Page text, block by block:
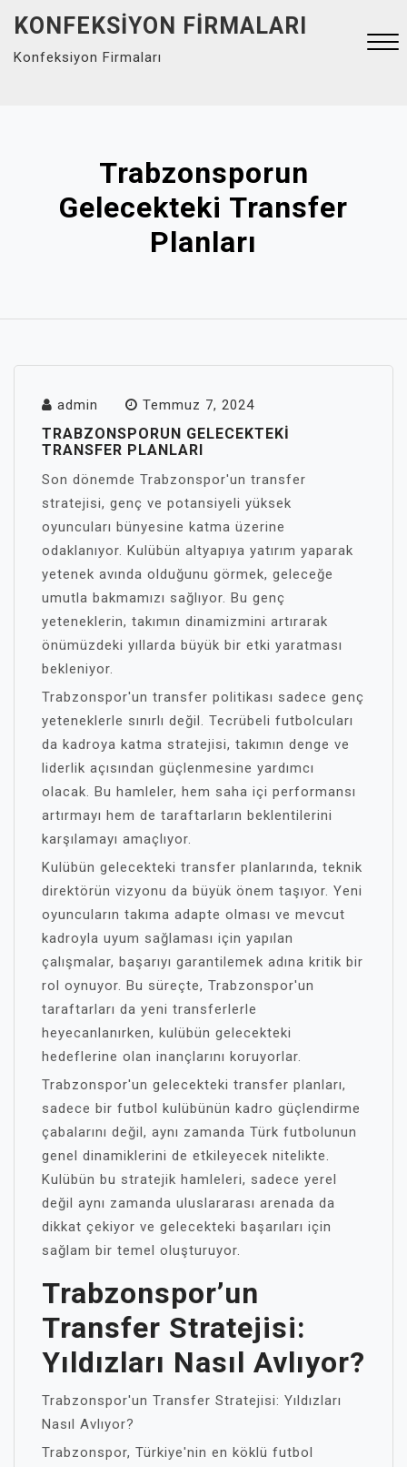
content
KONFEKSIYON FIRMALARI
Konfeksiyon Firmaları
Trabzonsporun
Gelecekteki Transfer
Planları
admin Temmuz 7, 2024
TRABZONSPORUN GELECEKTEKI
TRANSFER PLANLARI
Son dönemde Trabzonspor'un transfer
stratejisi, genç ve potansiyeli yüksek
oyuncuları bünyesine katma üzerine
odaklanıyor. Kulübün altyapıya yatırım yaparak
yetenek avında olduğunu görmek, geleceğe
umutla bakmamızı sağlıyor. Bu genç
yeteneklerin, takımın dinamizmini artırarak
önümüzdeki yıllarda büyük bir etki yaratması
bekleniyor.
Trabzonspor'un transfer politikası sadece genç
yeteneklerle sınırlı değil. Tecrübeli futbolcuları
da kadroya katma stratejisi, takımın denge ve
liderlik açısından güçlenmesine yardımcı
olacak. Bu hamleler, hem saha içi performansı
artırmayı hem de taraftarların beklentilerini
karşılamayı amaçlıyor.
Kulübün gelecekteki transfer planlarında, teknik
direktörün vizyonu da büyük önem taşıyor. Yeni
oyuncuların takıma adapte olması ve mevcut
kadroyla uyum sağlaması için yapılan
çalışmalar, başarıyı garantilemek adına kritik bir
rol oynuyor. Bu süreçte, Trabzonspor'un
taraftarları da yeni transferlerle
heyecanlanırken, kulübün gelecekteki
hedeflerine olan inançlarını koruyorlar.
Trabzonspor'un gelecekteki transfer planları,
sadece bir futbol kulübünün kadro güçlendirme
çabalarını değil, aynı zamanda Türk futbolunun
genel dinamiklerini de etkileyecek nitelikte.
Kulübün bu stratejik hamleleri, sadece yerel
değil aynı zamanda uluslararası arenada da
dikkat çekiyor ve gelecekteki başarıları için
sağlam bir temel oluşturuyor.
Trabzonspor’un
Transfer Stratejisi:
Yıldızları Nasıl Avlıyor?
Trabzonspor'un Transfer Stratejisi: Yıldızları
Nasıl Avlıyor?
Trabzonspor, Türkiye'nin en köklü futbol